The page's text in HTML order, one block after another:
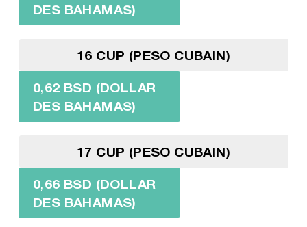
DES BAHAMAS)
16 CUP (PESO CUBAIN)
0,62 BSD (DOLLAR
DES BAHAMAS)
17 CUP (PESO CUBAIN)
0,66 BSD (DOLLAR
DES BAHAMAS)